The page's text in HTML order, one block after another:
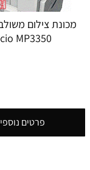
MP3350
פרטים